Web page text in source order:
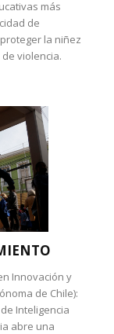
más
de
la niñez
violencia.
Innovación y
de Chile):
Inteligencia
abre una